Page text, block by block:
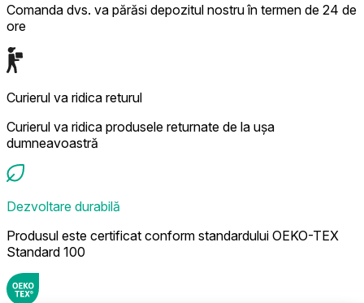
Comanda dvs. va părăsi depozitul nostru în termen de 24 de
ore
Curierul va ridica returul
Curierul va ridica produsele returnate de la ușa
dumneavoastră
Dezvoltare durabilă
Produsul este certificat conform standardului OEKO-TEX
Standard 100